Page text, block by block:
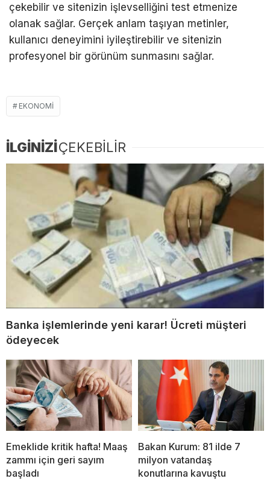
çekebilir ve sitenizin işlevselliğini test etmenize
olanak sağlar. Gerçek anlam taşıyan metinler,
kullanıcı deneyimini iyileştirebilir ve sitenizin
profesyonel bir görünüm sunmasını sağlar.
EKONOMI
İLGİNİZİÇEKEBİLİR
Banka işlemlerinde yeni karar! Ücreti müşteri
ödeyecek
Emeklide kritik hafta! Maaş
zammı için geri sayım
başladı
Bakan Kurum: 81 ilde 7
milyon vatandaş
konutlarına kavuştu